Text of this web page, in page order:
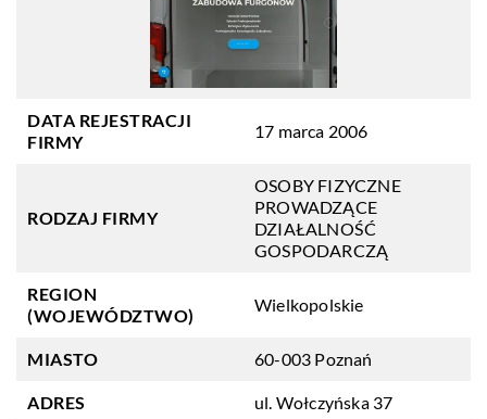
DATA REJESTRACJI
FIRMY
17 marca 2006
RODZAJ FIRMY
OSOBY FIZYCZNE
PROWADZĄCE
DZIAŁALNOŚĆ
GOSPODARCZĄ
REGION
(WOJEWÓDZTWO)
Wielkopolskie
MIASTO 60-003 Poznań
ADRES ul. Wołczyńska 37